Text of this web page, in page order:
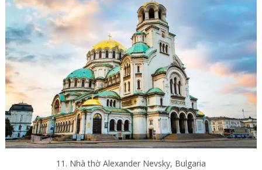
11. Nhà thờ Alexander Nevsky, Bulgaria